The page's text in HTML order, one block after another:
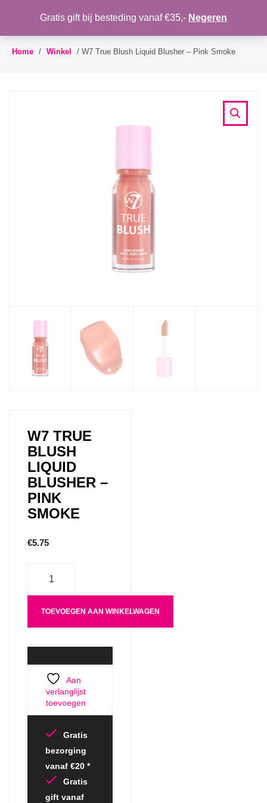
Toggle
WENSLIJST
Home / Winkel / W7 True Blush Liquid Blusher – Pink Smoke
W7 TRUE
BLUSH
LIQUID
BLUSHER –
PINK
SMOKE
€5.75
TOEVOEGEN AAN WINKELWAGEN
Aan
verlanglijst
toevoegen
Gratis
bezorging
vanaf €20 *
Gratis
gift vanaf
Gratis gift bij besteding vanaf €35,- Negeren